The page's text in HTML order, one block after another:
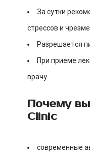
За сутки
стрессов и
Разрешается
При приеме
врачу.
Почему
Clinic
современные